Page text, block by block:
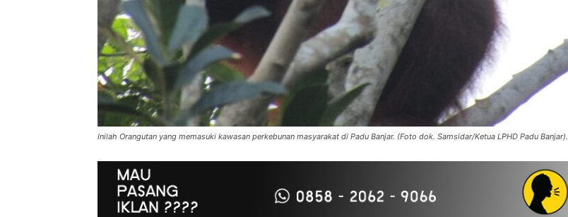
Inilah Orangutan yang memasuki kawasan perkebunan masyarakat di Padu Banjar. (Foto dok. Samsidar/Ketua LPHD Padu Banjar).